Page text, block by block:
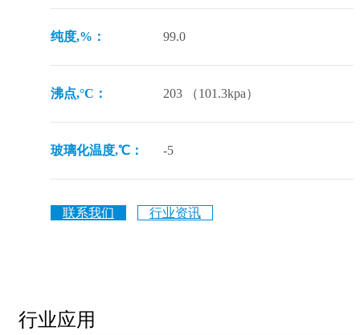
纯度,%： 99.0
沸点,°C： 203 （101.3kpa）
玻璃化温度,℃： -5
联系我们 行业资讯
行业应用